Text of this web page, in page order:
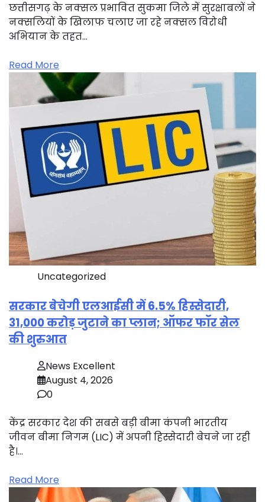
छत्तीसगढ़ के नक्सल प्रभावित सुकमा जिले में सुरक्षाबलों ने
नक्सलियों के खिलाफ चलाए जा रहे नक्सल विरोधी
अभियान के तहत…
Read More
Uncategorized
सरकार बेचेगी एलआईसी में 6.5% हिस्सेदारी,
31,000 करोड़ जुटाने का प्लान; ऑफर फॉर सेल
की शुरुआत
News Excellent
August 4, 2026
0
केंद्र सरकार देश की सबसे बड़ी बीमा कंपनी भारतीय
जीवन बीमा निगम (LIC) में अपनी हिस्सेदारी बेचने जा रही
है।…
Read More